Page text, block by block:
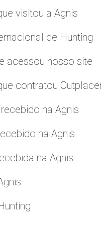
visitou a Agnis
de Hunting
acessou nosso site
contratou
na Agnis
na Agnis
na Agnis